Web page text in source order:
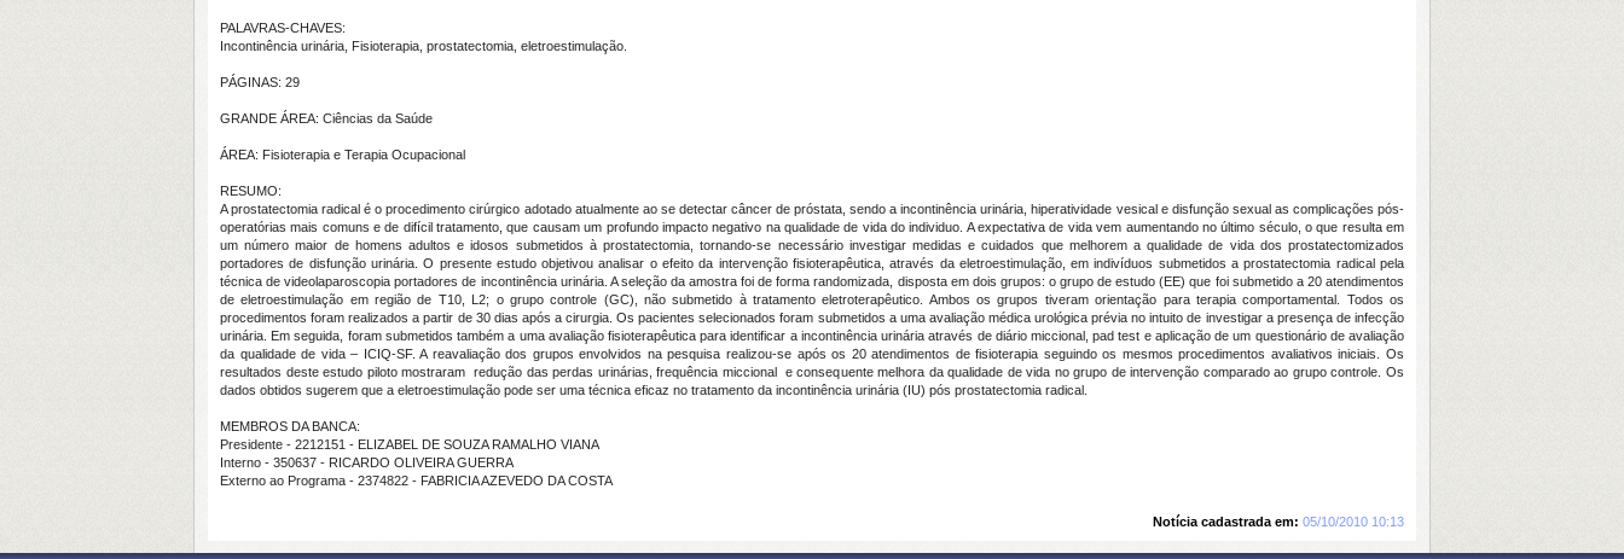
PALAVRAS-CHAVES:
Incontinência urinária, Fisioterapia, prostatectomia, eletroestimulação.
PÁGINAS: 29
GRANDE ÁREA: Ciências da Saúde
ÁREA: Fisioterapia e Terapia Ocupacional
RESUMO:
A prostatectomia radical é o procedimento cirúrgico adotado atualmente ao se detectar câncer de próstata, sendo a incontinência urinária, hiperatividade vesical e disfunção sexual as complicações pós-
operatórias mais comuns e de difícil tratamento, que causam um profundo impacto negativo na qualidade de vida do individuo. A expectativa de vida vem aumentando no último século, o que resulta em
um número maior de homens adultos e idosos submetidos à prostatectomia, tornando-se necessário investigar medidas e cuidados que melhorem a qualidade de vida dos prostatectomizados
portadores de disfunção urinária. O presente estudo objetivou analisar o efeito da intervenção fisioterapêutica, através da eletroestimulação, em indivíduos submetidos a prostatectomia radical pela
técnica de videolaparoscopia portadores de incontinência urinária. A seleção da amostra foi de forma randomizada, disposta em dois grupos: o grupo de estudo (EE) que foi submetido a 20 atendimentos
de eletroestimulação em região de T10, L2; o grupo controle (GC), não submetido à tratamento eletroterapêutico. Ambos os grupos tiveram orientação para terapia comportamental. Todos os
procedimentos foram realizados a partir de 30 dias após a cirurgia. Os pacientes selecionados foram submetidos a uma avaliação médica urológica prévia no intuito de investigar a presença de infecção
urinária. Em seguida, foram submetidos também a uma avaliação fisioterapêutica para identificar a incontinência urinária através de diário miccional, pad test e aplicação de um questionário de avaliação
da qualidade de vida – ICIQ-SF. A reavaliação dos grupos envolvidos na pesquisa realizou-se após os 20 atendimentos de fisioterapia seguindo os mesmos procedimentos avaliativos iniciais. Os
resultados deste estudo piloto mostraram redução das perdas urinárias, frequência miccional e consequente melhora da qualidade de vida no grupo de intervenção comparado ao grupo controle. Os
dados obtidos sugerem que a eletroestimulação pode ser uma técnica eficaz no tratamento da incontinência urinária (IU) pós prostatectomia radical.
MEMBROS DA BANCA:
Presidente - 2212151 - ELIZABEL DE SOUZA RAMALHO VIANA
Interno - 350637 - RICARDO OLIVEIRA GUERRA
Externo ao Programa - 2374822 - FABRICIA AZEVEDO DA COSTA
Notícia cadastrada em: 05/10/2010 10:13